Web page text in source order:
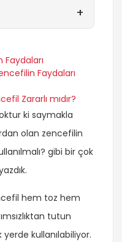
+
Faydaları
Zararlı mıdır?
ki saymakla
olan zencefilin
gibi bir çok
hem toz hem
tutun
kullanılabiliyor.